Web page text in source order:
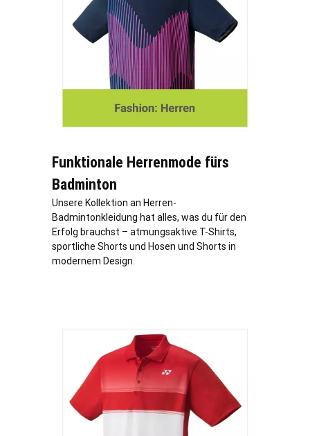
Funktionale Herrenmode fürs
Badminton
Unsere Kollektion an Herren-
Badmintonkleidung hat alles, was du für den
Erfolg brauchst – atmungsaktive T-Shirts,
sportliche Shorts und Hosen und Shorts in
modernem Design.